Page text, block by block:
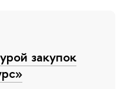
закупок